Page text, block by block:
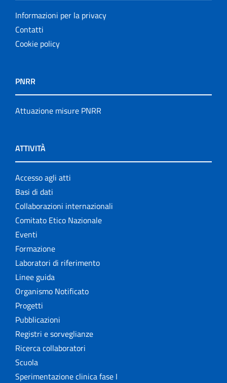
Informazioni per la privacy
Contatti
Cookie policy
PNRR
Attuazione misure PNRR
ATTIVITÀ
Accesso agli atti
Basi di dati
Collaborazioni internazionali
Comitato Etico Nazionale
Eventi
Formazione
Laboratori di riferimento
Linee guida
Organismo Notificato
Progetti
Pubblicazioni
Registri e sorveglianze
Ricerca collaboratori
Scuola
Sperimentazione clinica fase I